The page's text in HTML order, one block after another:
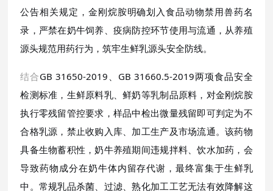
公告相关规定，金刚烷胺明确划入食品动物禁用兽药名
录，严禁在奶牛饲养、疫病防控环节使用与流通，从养殖
源头规范用药行为，筑牢生鲜乳源头安全防线。
结合GB 31650-2019、GB 31660.5-2019两项食品安全
检测标准，生鲜原料乳、鲜奶等乳制品原料，对金刚烷胺
执行零残留管控要求，样品中检出微量残留即可判定为不
合格乳源，禁止收购入库、加工生产及市场流通。该药物
具备生物蓄积性，奶牛养殖期间违规拌料、饮水加药，会
导致药物成分在奶牛体内留存代谢，最终富集于生鲜乳
中。常规乳品杀菌、过滤、熟化加工工艺无法有效降解这